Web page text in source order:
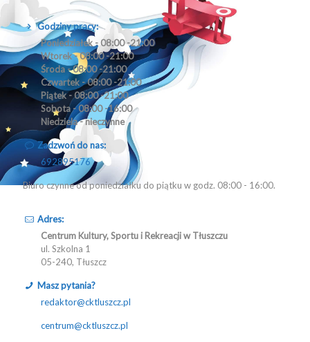
Godziny pracy:
Poniedziałek - 08:00 -21:00
Wtorek - 08:00 -21:00
Środa - 08:00 -21:00
Czwartek - 08:00 -21:00
Piątek - 08:00 -21:00
Sobota - 08:00 -16:00
Niedziela - nieczynne
Zadzwoń do nas:
692895176
Biuro czynne od poniedziałku do piątku w godz. 08:00 - 16:00.
Adres:
Centrum Kultury, Sportu i Rekreacji w Tłuszczu
ul. Szkolna 1
05-240, Tłuszcz
Masz pytania?
redaktor@cktluszcz.pl
centrum@cktluszcz.pl